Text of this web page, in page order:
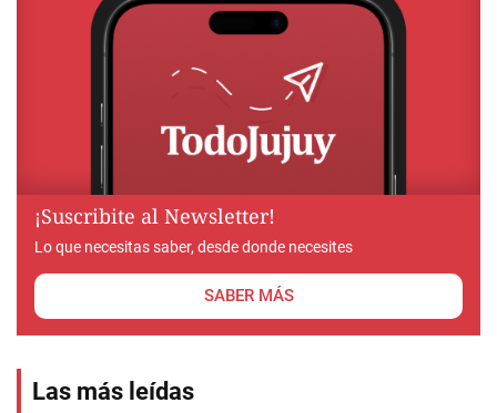
¡Suscribite al Newsletter!
Lo que necesitas saber, desde donde necesites
SABER MÁS
Las más leídas